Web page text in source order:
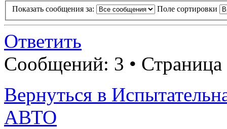
Показать сообщения за: Поле сортировки
Ответить
Сообщений: 3 • Страница
Вернуться в
АВТО